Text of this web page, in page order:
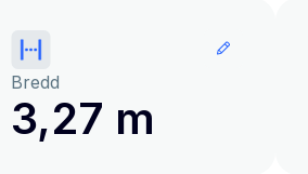
Bredd
3,27 m